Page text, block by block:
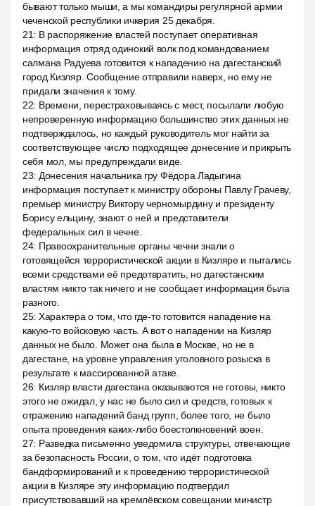
бывают только мыши, а мы командиры регулярной армии
чеченской республики ичкерия 25 декабря.
21: В распоряжение властей поступает оперативная
информация отряд одинокий волк под командованием
салмана Радуева готовится к нападению на дагестанский
город Кизляр. Сообщение отправили наверх, но ему не
придали значения к тому.
22: Времени, перестраховываясь с мест, посылали любую
непроверенную информацию большинство этих данных не
подтверждалось, но каждый руководитель мог найти за
соответствующее число подходящее донесение и прикрыть
себя мол, мы предупреждали виде.
23: Донесения начальника гру Фёдора Ладыгина
информация поступает к министру обороны Павлу Грачеву,
премьер министру Виктору черномырдину и президенту
Борису ельцину, знают о ней и представители
федеральных сил в чечне.
24: Правоохранительные органы чечни знали о
готовящейся террористической акции в Кизляре и пытались
всеми средствами её предотвратить, но дагестанским
властям никто так ничего и не сообщает информация была
разного.
25: Характера о том, что где-то готовится нападение на
какую-то войсковую часть. А вот о нападении на Кизляр
данных не было. Может она была в Москве, но не в
дагестане, на уровне управления уголовного розыска в
результате к массированной атаке.
26: Кизляр власти дагестана оказываются не готовы, никто
этого не ожидал, у нас не было сил и средств, готовых к
отражению нападений банд групп, более того, не было
опыта проведения каких-либо боестолкновений воен.
27: Разведка письменно уведомила структуры, отвечающие
за безопасность России, о том, что идёт подготовка
бандформирований и к проведению террористической
акции в Кизляре эту информацию подтвердил
присутствовавший на кремлёвском совещании министр